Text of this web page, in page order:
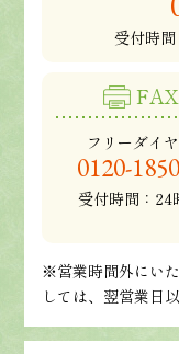
受付時間
FAX
フリーダイ
0120-
受付時間：24
※営業時間外にい
しては、翌営業日